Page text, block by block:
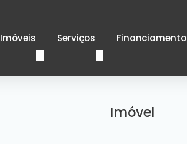
Financiamento
Serviços
Imóveis
Imóvel